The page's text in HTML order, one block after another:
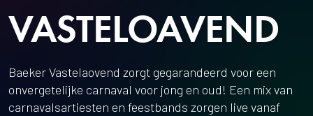
VASTELOAVEND
Baeker Vastelaovend zorgt gegarandeerd voor een
onvergetelijke carnaval voor jong en oud! Een mix van
carnavalsartiesten en feestbands zorgen live vanaf